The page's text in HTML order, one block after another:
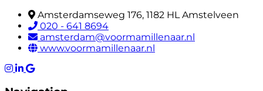
Amsterdamseweg 176, 1182 HL Amstelveen
020 - 641 8694
amsterdam@voormamillenaar.nl
www.voormamillenaar.nl